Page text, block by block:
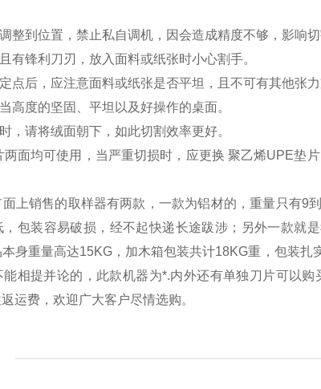
整到位置，禁止私自调机，因会造成精度不够，影响切
有锋利刀刃，放入面料或纸张时小心割手。
点后，应注意面料或纸张是否平坦，且不可有其他张力
高度的坚固、平坦以及好操作的桌面。
，请将绒面朝下，如此切割效率更好。
两面均可使用，当严重切损时，应更换 聚乙烯UPE垫
上销售的取样器有两款，一款为铝材的，重量只有9
包装容易破损，经不起快递长途跋涉；另外一款就
身重量高达15KG，加木箱包装共计18KG重，包装
相提并论的，此款机器为*.内外还有单独刀片可以
运费，欢迎广大客户尽情选购。